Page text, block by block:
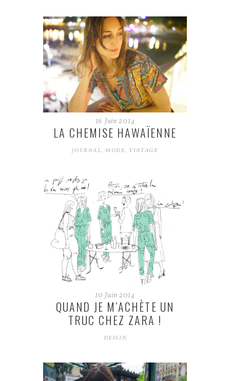
16 Juin 2014
LA CHEMISE HAWAÏENNE
JOURNAL,MODE, VINTAGE
10 Juin 2014
QUAND JE M’ACHÈTE UN
TRUC CHEZ ZARA !
DESSIN